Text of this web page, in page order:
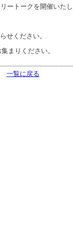
ートークを開催いた
せください。
まりください。
一覧に戻る